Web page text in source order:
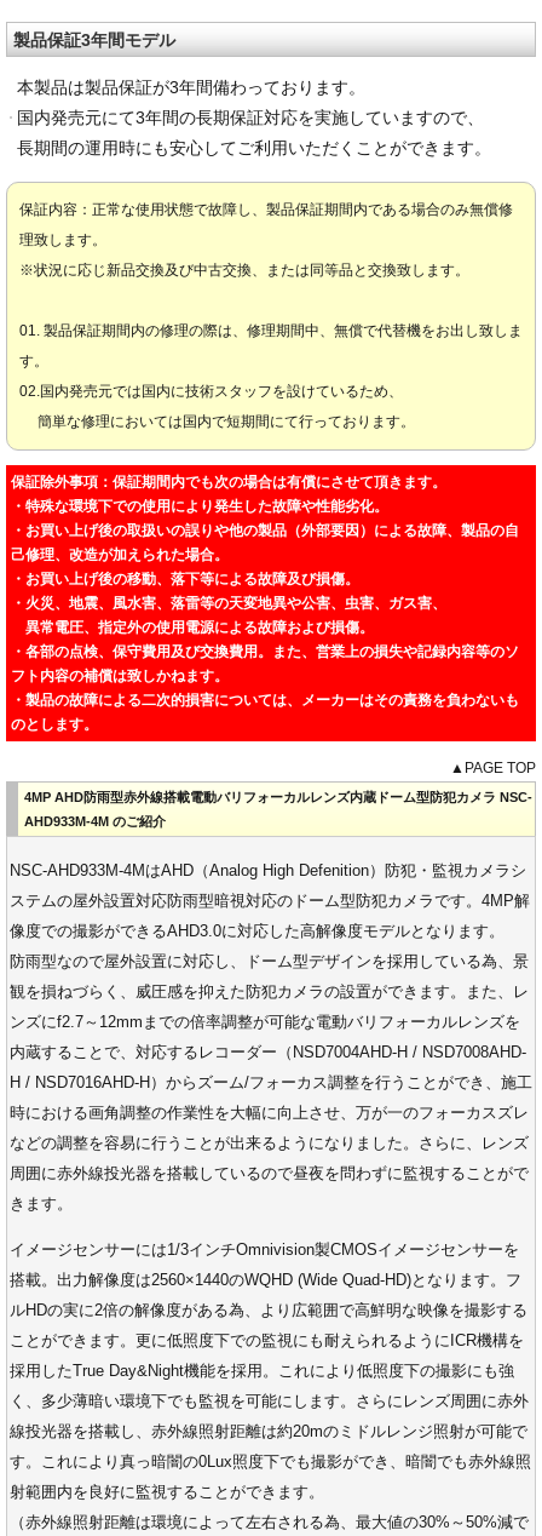
製品保証3年間モデル
本製品は製品保証が3年間備わっております。
国内発売元にて3年間の長期保証対応を実施していますので、
長期間の運用時にも安心してご利用いただくことができます。
保証内容：正常な使用状態で故障し、製品保証期間内である場合のみ無償修
理致します。
※状況に応じ新品交換及び中古交換、または同等品と交換致します。
01. 製品保証期間内の修理の際は、修理期間中、無償で代替機をお出し致しま
す。
02.国内発売元では国内に技術スタッフを設けているため、
簡単な修理においては国内で短期間にて行っております。
保証除外事項：保証期間内でも次の場合は有償にさせて頂きます。
・特殊な環境下での使用により発生した故障や性能劣化。
・お買い上げ後の取扱いの誤りや他の製品（外部要因）による故障、製品の自
己修理、改造が加えられた場合。
・お買い上げ後の移動、落下等による故障及び損傷。
・火災、地震、風水害、落雷等の天変地異や公害、虫害、ガス害、
異常電圧、指定外の使用電源による故障および損傷。
・各部の点検、保守費用及び交換費用。また、営業上の損失や記録内容等のソ
フト内容の補償は致しかねます。
・製品の故障による二次的損害については、メーカーはその責務を負わないも
のとします。
▲PAGE TOP
4MP AHD防雨型赤外線搭載電動バリフォーカルレンズ内蔵ドーム型防犯カメラ NSC-
AHD933M-4M のご紹介
NSC-AHD933M-4MはAHD（Analog High Defenition）防犯・監視カメラシ
ステムの屋外設置対応防雨型暗視対応のドーム型防犯カメラです。4MP解
像度での撮影ができるAHD3.0に対応した高解像度モデルとなります。
防雨型なので屋外設置に対応し、ドーム型デザインを採用している為、景
観を損ねづらく、威圧感を抑えた防犯カメラの設置ができます。また、レ
ンズにf2.7～12mmまでの倍率調整が可能な電動バリフォーカルレンズを
内蔵することで、対応するレコーダー（NSD7004AHD-H / NSD7008AHD-
H / NSD7016AHD-H）からズーム/フォーカス調整を行うことができ、施工
時における画角調整の作業性を大幅に向上させ、万が一のフォーカスズレ
などの調整を容易に行うことが出来るようになりました。さらに、レンズ
周囲に赤外線投光器を搭載しているので昼夜を問わずに監視することがで
きます。
イメージセンサーには1/3インチOmnivision製CMOSイメージセンサーを
搭載。出力解像度は2560×1440のWQHD (Wide Quad-HD)となります。フ
ルHDの実に2倍の解像度がある為、より広範囲で高鮮明な映像を撮影する
ことができます。更に低照度下での監視にも耐えられるようにICR機構を
採用したTrue Day&Night機能を採用。これにより低照度下の撮影にも強
く、多少薄暗い環境下でも監視を可能にします。さらにレンズ周囲に赤外
線投光器を搭載し、赤外線照射距離は約20mのミドルレンジ照射が可能で
す。これにより真っ暗闇の0Lux照度下でも撮影ができ、暗闇でも赤外線照
射範囲内を良好に監視することができます。
（赤外線照射距離は環境によって左右される為、最大値の30%～50%減で